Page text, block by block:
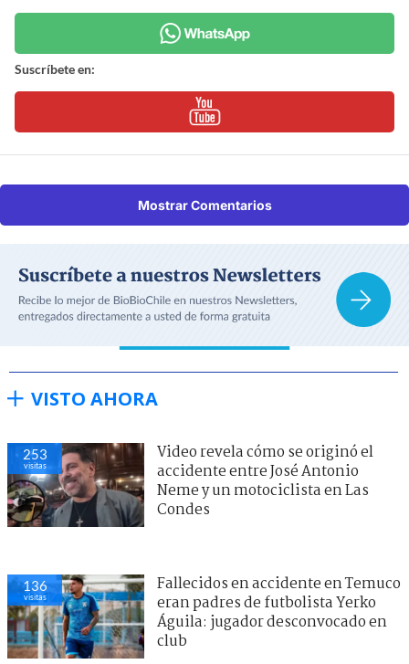
Suscríbete en:
Mostrar Comentarios
VISTO AHORA
253
visitas
Video revela cómo se originó el
accidente entre José Antonio
Neme y un motociclista en Las
Condes
136
visitas
Fallecidos en accidente en Temuco
eran padres de futbolista Yerko
Águila: jugador desconvocado en
club